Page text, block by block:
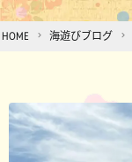
HOME 海遊びブログ